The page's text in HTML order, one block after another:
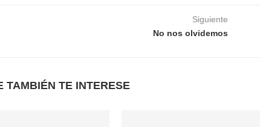
Siguiente
No nos olvidemos
TAMBIÉN TE INTERESE